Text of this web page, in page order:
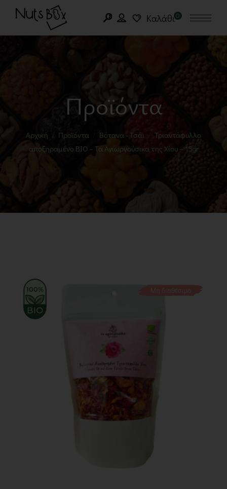
Καλάθι0
Προϊόντα
Αρχική Προϊόντα Βότανα - Τσάι
Τριαντάφυλλο
αποξηραμένο BIO – Τα Αγιωργούσικα της Χίου – 15gr
Μη διαθέσιμο